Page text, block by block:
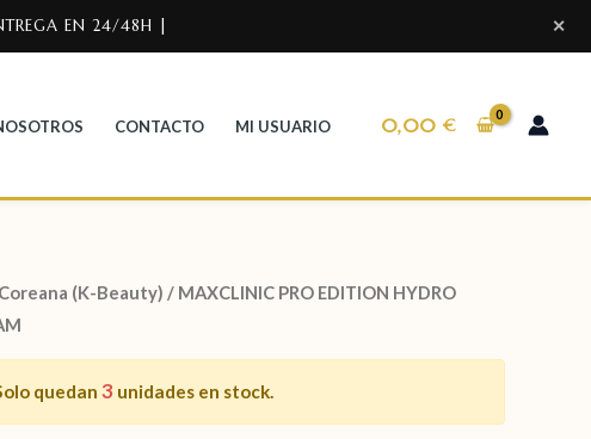
EN 24/48H | ✕
CONTACTO MI USUARIO 0,00€
(K-Beauty) / MAXCLINIC PRO EDITION HYDRO
quedan 3 unidades en stock.